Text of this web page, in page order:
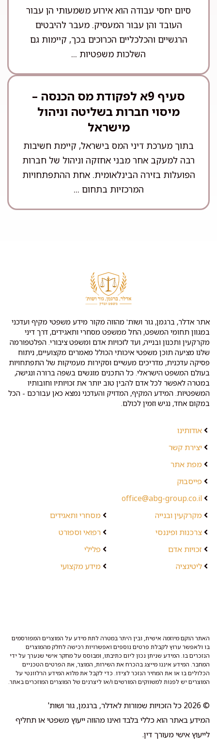
סיום יחסי עבודה הוא אירוע משמעותי הן עבור
העובד והן עבור המעסיק. מעבר להיבטים
הרגשיים והכלכליים הכרוכים בכך, קיימות גם
השלכות משפטיות ...
סעיף 9א לפקודת מס הכנסה –
מיסוי חברות בשליטה וניהול
מישראל
בתוך מערכת דיני המס בישראל, קיימת חשיבות
רבה למעקב אחר מבני אחזקה וניהול של חברות
הפועלות בזירה הבינלאומית. אחת ההתפתחויות
המרכזיות בתחום ...
אתר אדלר, ברגמן, גור ושות' מהווה מקור מידע משפטי מקיף ועדכני
במגוון תחומי המשפט, החל ממשפט מסחרי ותאגידים, דרך דיני
מקרקעין ותכנון ובנייה, ועד לזכויות אדם ומשפט ציבורי. הפלטפורמה
שלנו מציעה תוכן משפטי איכותי הכולל מאמרים מקצועיים, ניתוח
פסיקה עדכנית, מדריכים מעשיים וסקירות מעמיקות של התפתחויות
בעולם המשפט הישראלי. כל התכנים מוגשים בשפה ברורה ונגישה,
במטרה לאפשר לכל אדם להבין טוב יותר את זכויותיו וחובותיו
המשפטיות. המידע המקיף, המדויק והעדכני נמצא כאן עבורכם - הכל
במקום אחד, נגיש וזמין לכולם.
אודותינו
יצירת קשר
מפת אתר
פייסבוק
office@abg-group.co.il
מקרקעין ובנייה
צרכנות ופיננסי
זכויות אדם
ליטיגציה
מסחרי ותאגידים
רפואי וספורט
פלילי
מידע מקצועי
האתר הוקם מיוזמה אישית, ובין היתר במטרה לתת מידע על המוצרים המפורסמים
בו ולאפשר ערוץ לקבלת פרטים נוספים ואפשרויות רכישה לחלק מהמוצרים
הנזכרים בו. המידע שניתן נכון ליום כתיבתו, ומבוסס על מחקר אישי שנערך על ידי
המחבר. המידע איננו מייצג בהכרח את השירות, המוצר, את הפרטים הטכניים
הכלולים בו או את המחיר הנזכר לצידו. כדי לקבל את מלוא המידע הרלוונטי על
המוצרים יש לפנות למשווקים המורשים ו/או ליצרנים של המוצרים המוזכרים באתר.
© 2026 כל הזכויות שמורות לאדלר, ברגמן, גור ושות'
המידע באתר הוא כללי בלבד ואינו מהווה ייעוץ משפטי או תחליף
לייעוץ אישי מעורך דין.